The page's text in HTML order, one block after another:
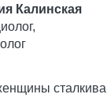
Калинская